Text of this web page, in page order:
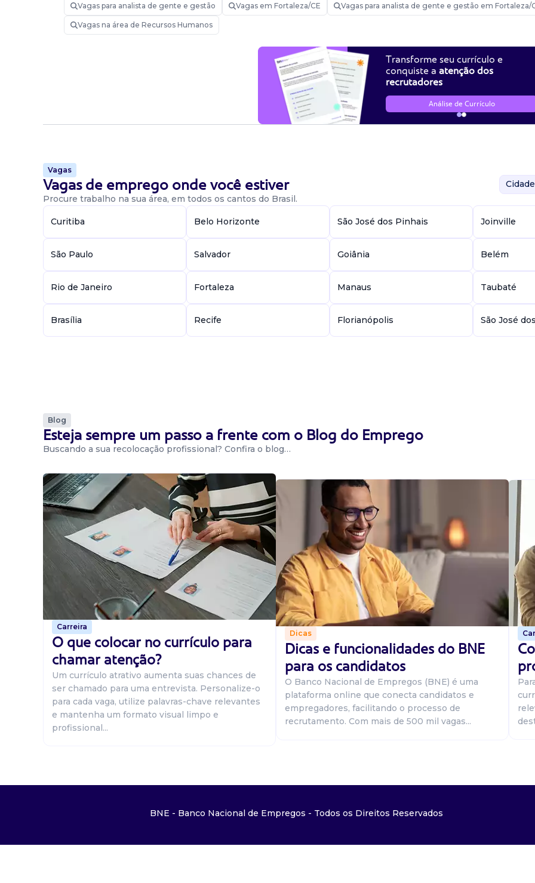
Vagas para analista de gente e gestão Vagas em Fortaleza/CE Vagas para analista de gente e gestão em Fortaleza/
Vagas na área de Recursos Humanos
Transforme seu currículo e
conquiste a atenção dos
recrutadores
Análise de Currículo
Vagas
Vagas de emprego onde você estiver
Procure trabalho na sua área, em todos os cantos do Brasil.
Curitiba Belo Horizonte São José dos Pinhais Joinville
São Paulo Salvador Goiânia Belém
Rio de Janeiro Fortaleza Manaus Taubaté
Brasília Recife Florianópolis São José
Blog
Esteja sempre um passo a frente com o Blog do Emprego
Buscando a sua recolocação profissional? Confira o blog…
Carreira
O que colocar no currículo para
chamar atenção?
Um currículo atrativo aumenta suas chances de
ser chamado para uma entrevista. Personalize-o
para cada vaga, utilize palavras-chave relevantes
e mantenha um formato visual limpo e
profissional...
Dicas
Dicas e funcionalidades do BNE
para os candidatos
O Banco Nacional de Empregos (BNE) é uma
plataforma online que conecta candidatos e
empregadores, facilitando o processo de
recrutamento. Com mais de 500 mil vagas...
BNE - Banco Nacional de Empregos - Todos os Direitos Reservados